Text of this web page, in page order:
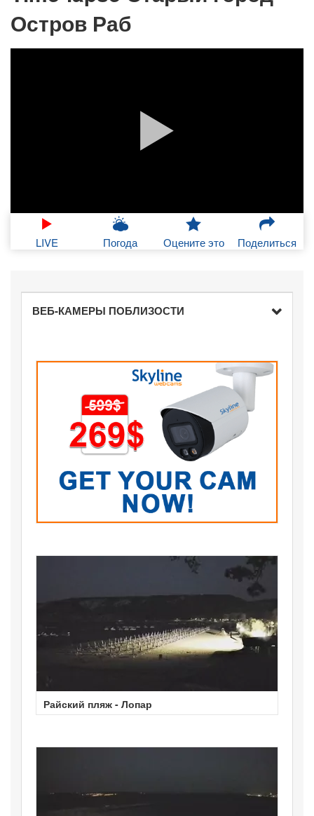
Остров Раб
LIVE Погода Оцените это Поделиться
ВЕБ-КАМЕРЫ ПОБЛИЗОСТИ
Райский пляж - Лопар